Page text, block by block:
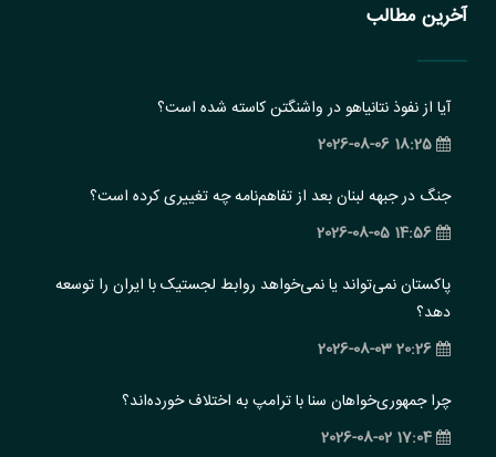
آخرین مطالب
آیا از نفوذ نتانیاهو در واشنگتن کاسته شده است؟
18:25 2026-08-06
جنگ در جبهه لبنان بعد از تفاهم‌نامه چه تغییری کرده است؟
14:56 2026-08-05
پاکستان نمی‌تواند یا نمی‌خواهد روابط لجستیک با ایران را توسعه
دهد؟
20:26 2026-08-03
چرا جمهوری‌خواهان سنا با ترامپ به اختلاف خورده‌اند؟
17:04 2026-08-02